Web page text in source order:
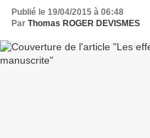
Publié le 19/04/2015 à 06:48
Par Thomas ROGER DEVISMES